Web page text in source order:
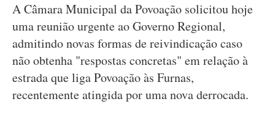
A Câmara Municipal da Povoação solicitou hoje
uma reunião urgente ao Governo Regional,
admitindo novas formas de reivindicação caso
não obtenha "respostas concretas" em relação à
estrada que liga Povoação às Furnas,
recentemente atingida por uma nova derrocada.